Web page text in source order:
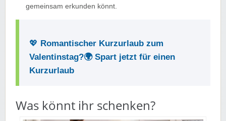
gemeinsam erkunden könnt.
💖 Romantischer Kurzurlaub zum
Valentinstag?🌍 Spart jetzt für einen
Kurzurlaub
Was könnt ihr schenken?